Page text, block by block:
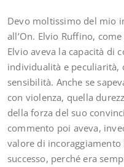
Devo moltissimo del mio
all’On. Elvio Ruffino,
Elvio aveva la capacità di
individualità e peculiarità,
sensibilità. Anche se
con violenza, quella
della forza del suo
commento poi aveva,
valore di
successo, perché era